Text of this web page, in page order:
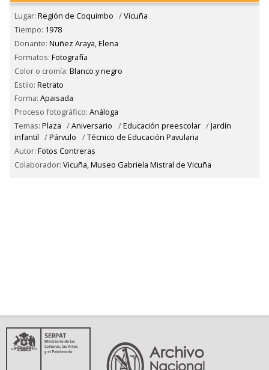
Lugar: Región de Coquimbo /Vicuña
Tiempo: 1978
Donante: Nuñez Araya, Elena
Formatos: Fotografía
Color o cromía: Blanco y negro
Estilo: Retrato
Forma: Apaisada
Proceso fotográfico: Análoga
Temas: Plaza /Aniversario /Educación preescolar /Jardín
infantil /Párvulo /Técnico de Educación Pavularia
Autor: Fotos Contreras
Colaborador: Vicuña, Museo Gabriela Mistral de Vicuña